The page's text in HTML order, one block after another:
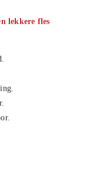
lekkere fles